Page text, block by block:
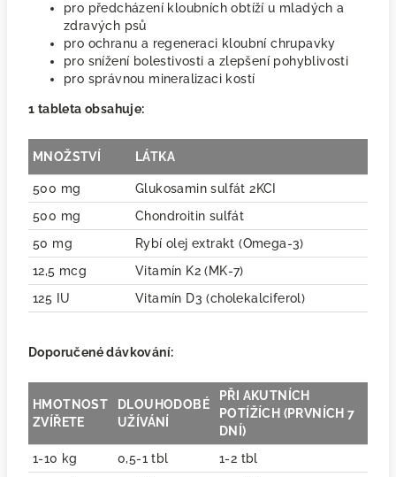
pro předcházení kloubních obtíží u mladých a
zdravých psů
pro ochranu a regeneraci kloubní chrupavky
pro snížení bolestivosti a zlepšení pohyblivosti
pro správnou mineralizaci kostí
1 tableta obsahuje:
MNOŽSTVÍ LÁTKA
500 mg
Glukosamin sulfát 2KCI
500 mg
Chondroitin sulfát
50 mg
Rybí olej extrakt (Omega-3)
12,5 mcg
Vitamín K2 (MK-7)
125 IU
Vitamín D3 (cholekalciferol)
Doporučené dávkování:
HMOTNOST
ZVÍŘETE
DLOUHODOBÉ
UŽÍVÁNÍ
PŘI AKUTNÍCH
POTÍŽÍCH (PRVNÍCH 7
DNÍ)
1-10 kg
0,5-1 tbl
1-2 tbl